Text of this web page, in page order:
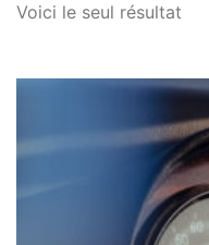
Voici le seul résultat